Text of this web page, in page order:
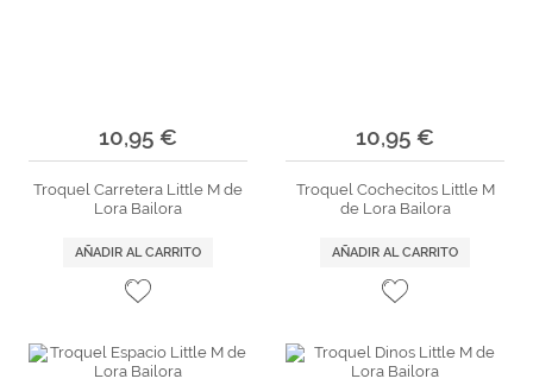
10,95 €
Troquel Carretera Little M de
Lora Bailora
AÑADIR AL CARRITO
10,95 €
Troquel Cochecitos Little M
de Lora Bailora
AÑADIR AL CARRITO